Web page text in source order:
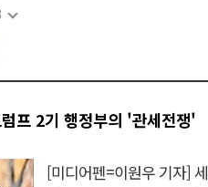
프 2기 행정부의 '관세전쟁'
[미디어펜=이원우 기자]